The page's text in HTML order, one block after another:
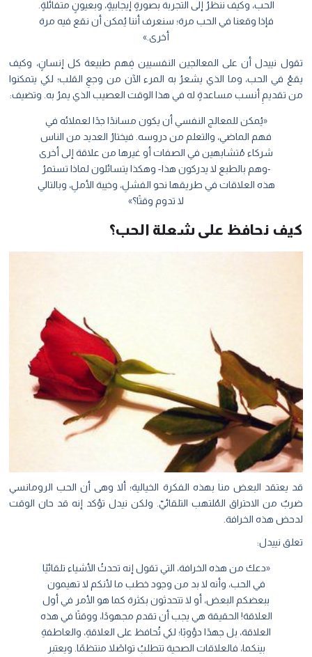
الحب، وكيف ننظرُ إلى التجربة بصورةٍ إيجابيةٍ، وبعيونٍ متفائلةٍ.
فإذا وقعنا في الحب مرة؛ سنعرف أننا يُمكن أن نقع فيه مرة
أخرى.»
تقول نييدل أن على المعالجين النفسيين فِهم طبيعة كل إنسانٍ، وكيف
يقعُ في الحب، وما الذي يشعرُ به المرء الآن من وجعِ القلب؛ لكي يتمكنوا
من تقديمِ أنسب مساعدةٍ له في هذا الوقت العصيب الذي يمرُ به. وتضيف:
«يُمكن للمعالج النفسي أن يكون مساندًا جدًا لعملائه في
فهم الماضي، والتعلم من دروسه. فيختارُ العديد من الناس
شركاء مُتشابهين في الصفات أو غيرها من علاقة إلى أخرى
-وهم بالطبع لا يدركون هذا- وهكذا يتسائلون لماذا تستمرُ
هذه العلاقات في طريقها نحو الفشلِ، وخيبة الأملِ، وبالتالي
لا تدوم وقتًا؟»
كيف نحافظ على شعلة الحب؟
قد يعتقد البعض منا بهذه الفكرة الخيالية؛ ألا وهى أن الحب الرومانسي
ضربٌ من الاحتراق المُلتهب التلقائيّ. ولكن نيدل تؤكد إنه قد حان الوقت
لدحض هذه الخرافة.
تعلق نييدل:
«دعك من هذه الخرافة، التي تقول إنه تحدثُ الأشياء تلقائيًا
في الحب، وأنه لا بد من وجود خطب ما لأنكم لا تهيمون
ببعضكم البعض، أو لا تتحدثون بكثرة كما هو الأمر في أول
العلاقة! الحقيقة هي يجب أن تقدم مجهودًا، ووقتًا في هذه
العلاقة، بل جهدًا دؤوبًا؛ لكي تُحافظ على العلاقةِ، والعاطفةِ
بينكما، فالعلاقات الصحية تتطلبُ تواصًلا منتظمًا. ويعتبر